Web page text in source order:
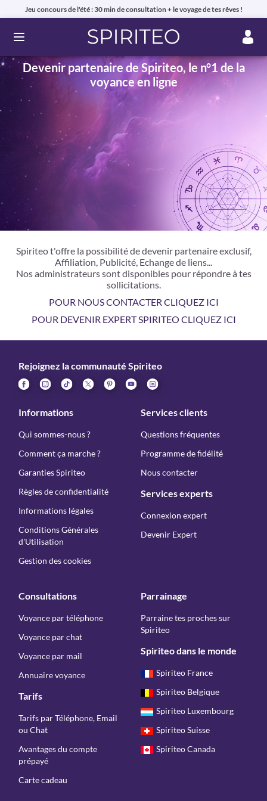
Jeu concours de l'été : 30 min de consultation + le voyage de tes rêves !
Ouvrir le menu
Devenir partenaire de Spiriteo, le n°1 de la
voyance en ligne
Spiriteo t'offre la possibilité de devenir partenaire exclusif,
Affiliation, Publicité, Echange de liens...
Nos administrateurs sont disponibles pour répondre à tes
sollicitations.
POUR NOUS CONTACTER CLIQUEZ ICI
POUR DEVENIR EXPERT SPIRITEO CLIQUEZ ICI
Rejoignez la communauté Spiriteo
Informations
Qui sommes-nous ?
Comment ça marche ?
Garanties Spiriteo
Règles de confidentialité
Informations légales
Conditions Générales
d'Utilisation
Gestion des cookies
Services clients
Questions fréquentes
Programme de fidélité
Nous contacter
Services experts
Connexion expert
Devenir Expert
Consultations
Voyance par téléphone
Voyance par chat
Voyance par mail
Annuaire voyance
Tarifs
Tarifs par Téléphone, Email
ou Chat
Avantages du compte
prépayé
Carte cadeau
Parrainage
Parraine tes proches sur
Spiriteo
Spiriteo dans le monde
Spiriteo France
Spiriteo Belgique
Spiriteo Luxembourg
Spiriteo Suisse
Spiriteo Canada